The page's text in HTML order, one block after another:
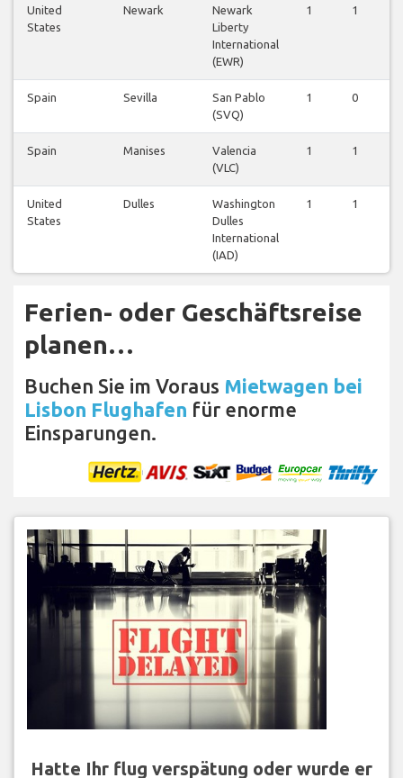
United
States
Newark
Newark
Liberty
International
(EWR)
1 1
Spain Sevilla
San Pablo
(SVQ)
1 0
Spain Manises
Valencia
(VLC)
1 1
United
States
Dulles
Washington
Dulles
International
(IAD)
1 1
Ferien- oder Geschäftsreise
planen…
Buchen Sie im Voraus Mietwagen bei
Lisbon Flughafen für enorme
Einsparungen.
Hatte Ihr flug verspätung oder wurde er